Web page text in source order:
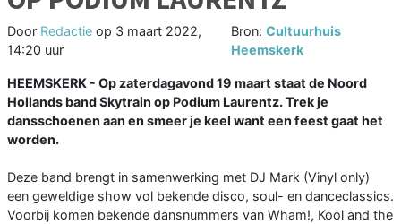
Door Redactie op 3 maart 2022,
14:20 uur
Bron: Cultuurhuis
Heemskerk
HEEMSKERK - Op zaterdagavond 19 maart staat de Noord
Hollands band Skytrain op Podium Laurentz. Trek je
dansschoenen aan en smeer je keel want een feest gaat het
worden.
Deze band brengt in samenwerking met DJ Mark (Vinyl only)
een geweldige show vol bekende disco, soul- en danceclassics.
Voorbij komen bekende dansnummers van Wham!, Kool and the